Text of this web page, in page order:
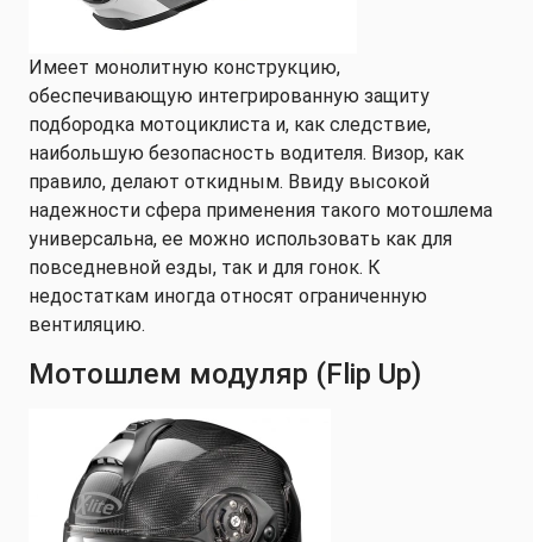
Имеет монолитную конструкцию,
обеспечивающую интегрированную защиту
подбородка мотоциклиста и, как следствие,
наибольшую безопасность водителя. Визор, как
правило, делают откидным. Ввиду высокой
надежности сфера применения такого мотошлема
универсальна, ее можно использовать как для
повседневной езды, так и для гонок. К
недостаткам иногда относят ограниченную
вентиляцию.
Мотошлем модуляр (Flip Up)